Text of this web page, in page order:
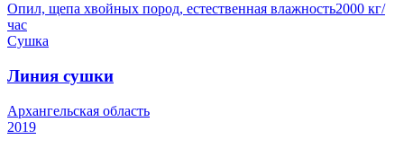
Опил, щепа хвойных пород, естественная влажность2000 кг/
час
Сушка
Линия сушки
Архангельская область
2019